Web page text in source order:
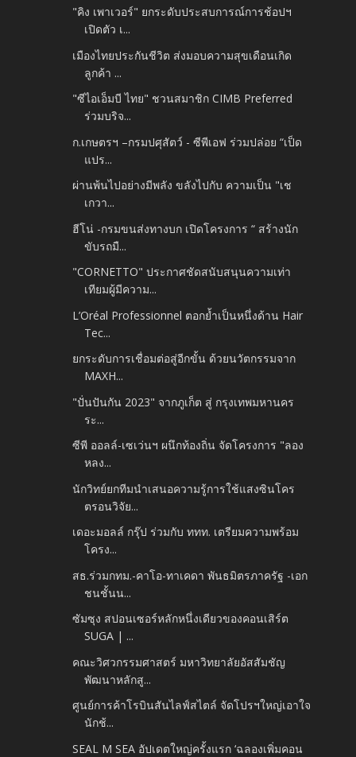
"คิง เพาเวอร์" ยกระดับประสบการณ์การช้อปฯ
เปิดตัว เ...
เมืองไทยประกันชีวิต ส่งมอบความสุขเดือนเกิด
ลูกค้า ...
"ซีไอเอ็มบี ไทย" ชวนสมาชิก CIMB Preferred
ร่วมบริจ...
ก.เกษตรฯ –กรมปศุสัตว์ - ซีพีเอฟ ร่วมปล่อย “เป็ด
แปร...
ผ่านพ้นไปอย่างมีพลัง ขลังไปกับ ความเป็น "เช
เกวา...
ฮีโน่ -กรมขนส่งทางบก เปิดโครงการ “ สร้างนัก
ขับรถมื...
"CORNETTO" ประกาศชัดสนับสนุนความเท่า
เทียมผู้มีความ...
L’Oréal Professionnel ตอกย้ำเป็นหนึ่งด้าน Hair
Tec...
ยกระดับการเชื่อมต่อสู่อีกขั้น ด้วยนวัตกรรมจาก
MAXH...
"ปั่นปันกัน 2023" จากภูเก็ต สู่ กรุงเทพมหานคร
ระ...
ซีพี ออลล์-เซเว่นฯ ผนึกท้องถิ่น จัดโครงการ "ลอง
หลง...
นักวิทย์ยกทีมนำเสนอความรู้การใช้แสงซินโคร
ตรอนวิจัย...
เดอะมอลล์ กรุ๊ป ร่วมกับ ททท. เตรียมความพร้อม
โครง...
สธ.ร่วมกทม.-คาโอ-ทาเคดา พันธมิตรภาครัฐ -เอก
ชนชั้นน...
ซัมซุง สปอนเซอร์หลักหนึ่งเดียวของคอนเสิร์ต
SUGA | ...
คณะวิศวกรรมศาสตร์ มหาวิทยาลัยอัสสัมชัญ
พัฒนาหลักสู...
ศูนย์การค้าโรบินสันไลฟ์สไตล์ จัดโปรฯใหญ่เอาใจ
นักช้...
SEAL M SEA อัปเดตใหญ่ครั้งแรก ‘ฉลองเพิ่มคอน